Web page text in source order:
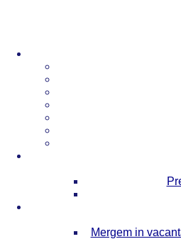
Mergem in